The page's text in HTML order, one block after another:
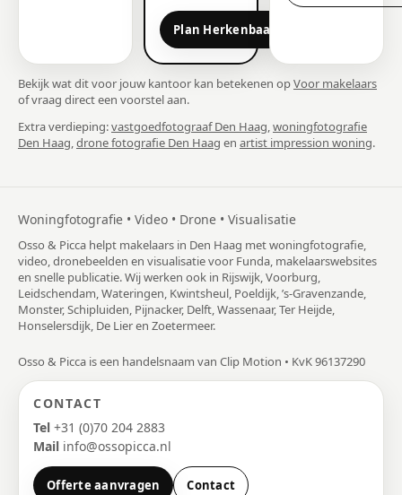
Plan Herkenbaar
Bekijk wat dit voor jouw kantoor kan betekenen opVoor makelaars
of vraag direct een voorstel aan.
Extra verdieping:vastgoedfotograaf Den Haag,woningfotografie
Den Haag,drone fotografie Den Haag en artist impression woning.
Woningfotografie • Video • Drone • Visualisatie
Osso & Picca helpt makelaars in Den Haag met woningfotografie,
video, dronebeelden en visualisatie voor Funda, makelaarswebsites
en snelle publicatie. Wij werken ook in Rijswijk, Voorburg,
Leidschendam, Wateringen, Kwintsheul, Poeldijk, ’s-Gravenzande,
Monster, Schipluiden, Pijnacker, Delft, Wassenaar, Ter Heijde,
Honselersdijk, De Lier en Zoetermeer.
Osso & Picca is een handelsnaam van Clip Motion • KvK 96137290
CONTACT
Tel +31 (0)70 204 2883
Mail info@ossopicca.nl
Offerte aanvragen Contact